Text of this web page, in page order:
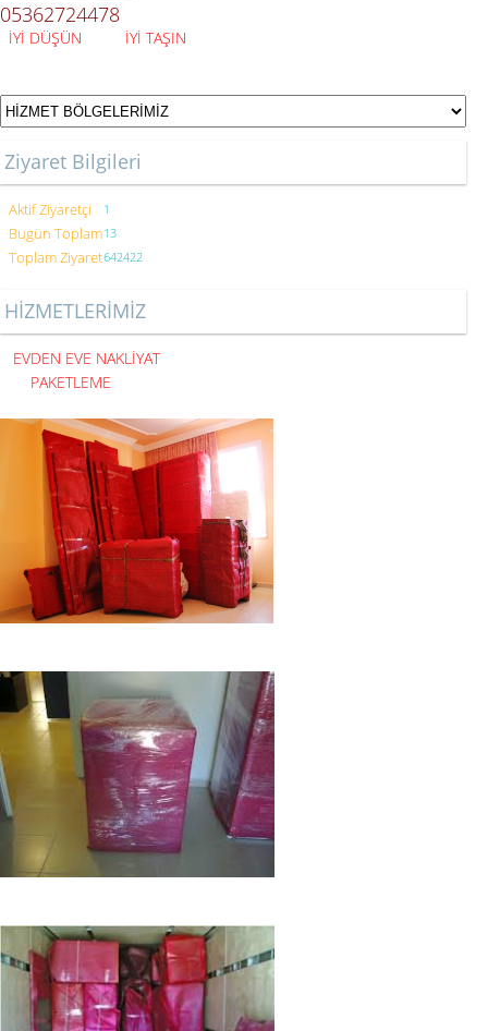
05362724478
İYİ DÜŞÜN İYİ TAŞIN
Ziyaret Bilgileri
Aktif Ziyaretçi 1
Bugün Toplam13
Toplam Ziyaret642422
HİZMETLERİMİZ
EVDEN EVE NAKLİYAT
PAKETLEME